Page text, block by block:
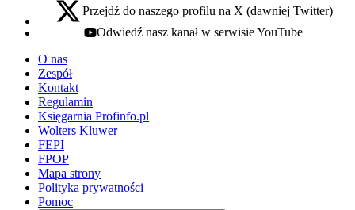
x - otwiera się w nowej karcie
Przejdź do naszego profilu na X (dawniej Twitter)
youtube - otwiera się w nowej karcie
Odwiedź nasz kanał w serwisie YouTube
O nas
Zespół
Kontakt
Regulamin
Księgarnia Profinfo.pl
Wolters Kluwer
FEPI
FPOP
Mapa strony
Polityka prywatności
Pomoc